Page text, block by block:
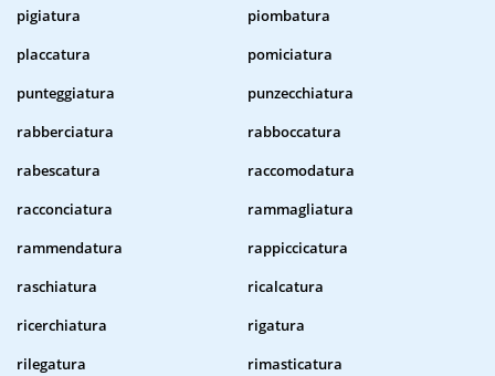
pigiatura
piombatura
placcatura
pomiciatura
punteggiatura
punzecchiatura
rabberciatura
rabboccatura
rabescatura
raccomodatura
racconciatura
rammagliatura
rammendatura
rappiccicatura
raschiatura
ricalcatura
ricerchiatura
rigatura
rilegatura
rimasticatura